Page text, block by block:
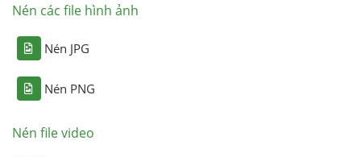
Nén các file hình ảnh
Nén JPG
Nén PNG
Nén file video